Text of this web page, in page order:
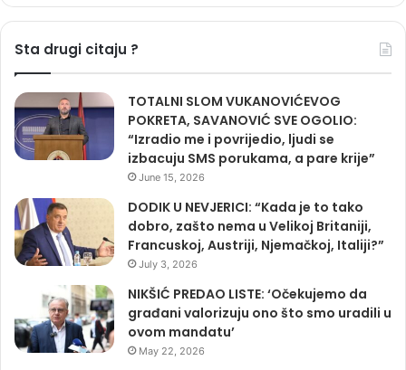
Sta drugi citaju ?
TOTALNI SLOM VUKANOVIĆEVOG
POKRETA, SAVANOVIĆ SVE OGOLIO:
“Izradio me i povrijedio, ljudi se
izbacuju SMS porukama, a pare krije”
June 15, 2026
DODIK U NEVJERICI: “Kada je to tako
dobro, zašto nema u Velikoj Britaniji,
Francuskoj, Austriji, Njemačkoj, Italiji?”
July 3, 2026
NIKŠIĆ PREDAO LISTE: ‘Očekujemo da
građani valorizuju ono što smo uradili u
ovom mandatu’
May 22, 2026